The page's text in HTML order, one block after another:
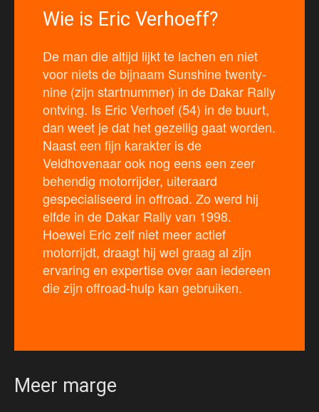
Wie is Eric Verhoeff?
De man die altijd lijkt te lachen en niet
voor niets de bijnaam Sunshine twenty-
nine (zijn startnummer) in de Dakar Rally
ontving. Is Eric Verhoef (54) in de buurt,
dan weet je dat het gezellig gaat worden.
Naast een fijn karakter is de
Veldhovenaar ook nog eens een zeer
behendig motorrijder, uiteraard
gespecialiseerd in offroad. Zo werd hij
elfde in de Dakar Rally van 1998.
Hoewel Eric zelf niet meer actief
motorrijdt, draagt hij wel graag al zijn
ervaring en expertise over aan iedereen
die zijn offroad-hulp kan gebruiken.
Meer marge